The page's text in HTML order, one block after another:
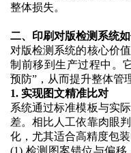
整体损失。
二、印刷对版检测系统
对版检测系统的核心价
制前移到生产过程中。
预防”，从而提升整体管
1. 实现图文精准比对
系统通过标准模板与实
差。相比人工依靠肉眼
化，尤其适合高精度包装
(1) 检测图案错位与偏